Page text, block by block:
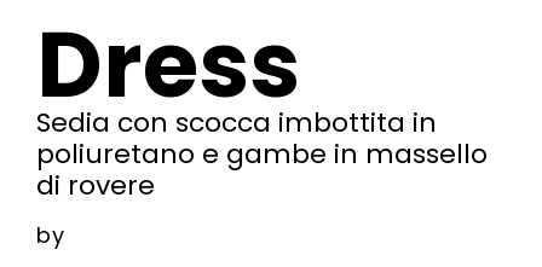
Dress
Sedia con scocca imbottita in
poliuretano e gambe in massello
di rovere
by